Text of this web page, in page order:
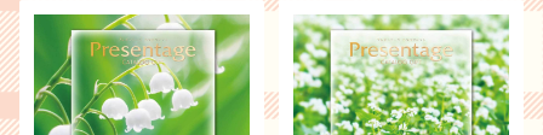
カチ おしゃれ 母の日 敬老の日
誕生日プレゼント お祝い